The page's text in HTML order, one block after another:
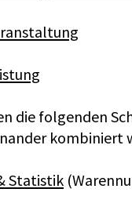
die folgenden
kombiniert
Statistik